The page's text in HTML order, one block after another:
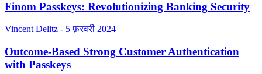
Finom Passkeys: Revolutionizing Banking Security
Vincent Delitz - 5 फ़रवरी 2024
Outcome-Based Strong Customer Authentication
with Passkeys